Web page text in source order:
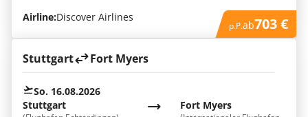
Airline:Discover Airlines
p.P.ab703 €
Stuttgart Fort Myers
So. 16.08.2026
Stuttgart
Fort Myers